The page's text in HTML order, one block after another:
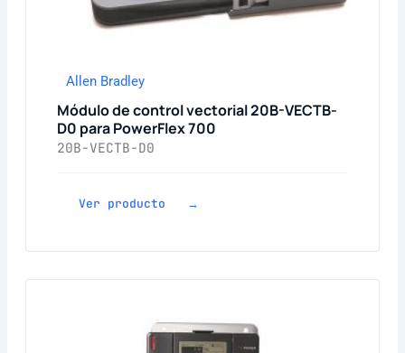
Allen Bradley
Módulo de control vectorial 20B-VECTB-
D0 para PowerFlex 700
20B-VECTB-D0
Ver producto →